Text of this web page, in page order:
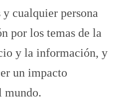
y cualquier persona
por los temas de la
y la información, y
un impacto
mundo.